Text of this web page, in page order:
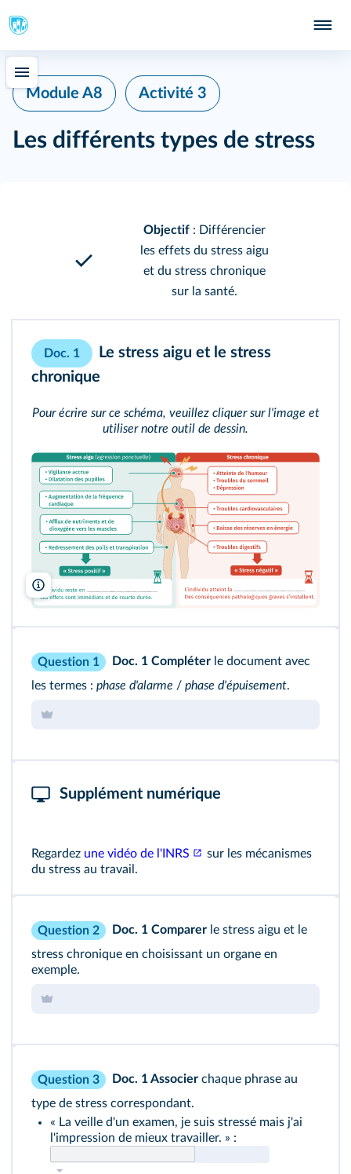
Module A8 Activité 3
Les différents types de stress
Objectif : Différencier
les effets du stress aigu
et du stress chronique
sur la santé.
Doc. 1
Le stress aigu et le stress
chronique
Pour écrire sur ce schéma, veuillez cliquer sur l'image et
utiliser notre outil de dessin.
Lelivrescolarire.fr
Question 1 Doc. 1 Compléter le document avec
les termes : phase d'alarme / phase d'épuisement.
Supplément numérique
Regardez une vidéo de l'INRS
sur les mécanismes
du stress au travail.
Question 2 Doc. 1 Comparer le stress aigu et le
stress chronique en choisissant un organe en
exemple.
Question 3 Doc. 1Associer chaque phrase au
type de stress correspondant.
« La veille d'un examen, je suis stressé mais j'ai
l'impression de mieux travailler. » :